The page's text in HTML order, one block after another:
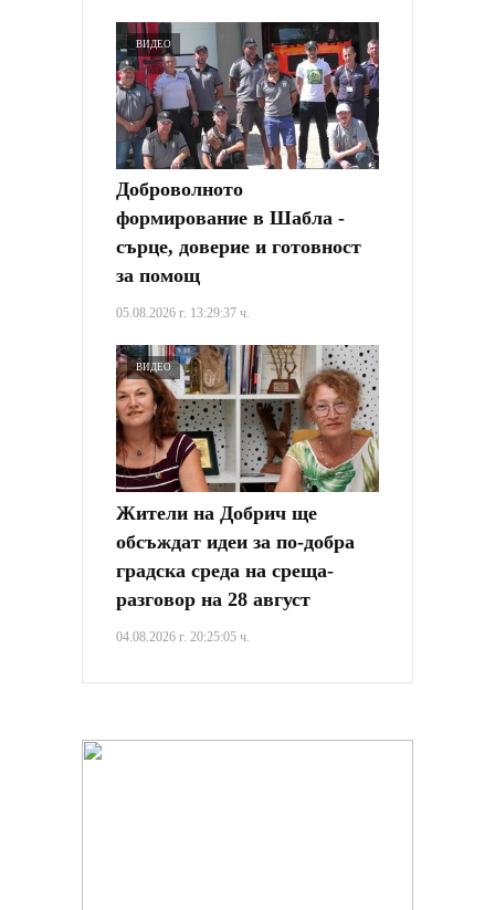
ВИДЕО
Доброволното
формирование в Шабла -
сърце, доверие и готовност
за помощ
05.08.2026 г. 13:29:37 ч.
ВИДЕО
Жители на Добрич ще
обсъждат идеи за по-добра
градска среда на среща-
разговор на 28 август
04.08.2026 г. 20:25:05 ч.